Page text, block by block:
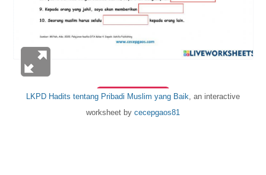
LKPD Hadits tentang Pribadi Muslim yang Baik , an interactive
worksheet by cecepgaos81